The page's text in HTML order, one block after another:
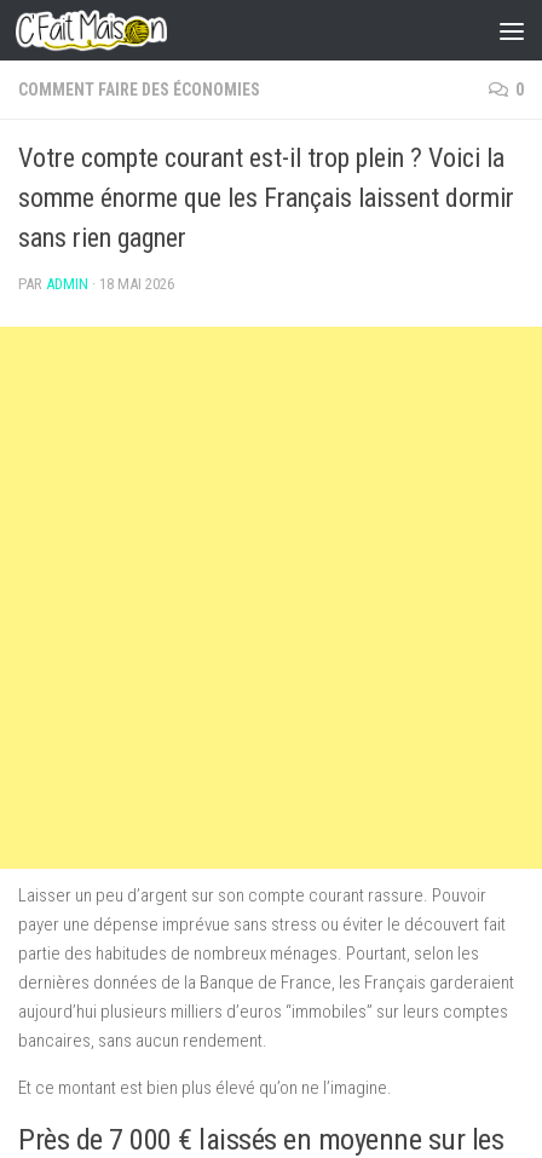
Skip to content
COMMENT FAIRE DES ÉCONOMIES 0
Votre compte courant est-il trop plein ? Voici la
somme énorme que les Français laissent dormir
sans rien gagner
PAR ADMIN · 18 MAI 2026
Laisser un peu d’argent sur son compte courant rassure. Pouvoir
payer une dépense imprévue sans stress ou éviter le découvert fait
partie des habitudes de nombreux ménages. Pourtant, selon les
dernières données de la Banque de France, les Français garderaient
aujourd’hui plusieurs milliers d’euros “immobiles” sur leurs comptes
bancaires, sans aucun rendement.
Et ce montant est bien plus élevé qu’on ne l’imagine.
Près de 7 000 € laissés en moyenne sur les